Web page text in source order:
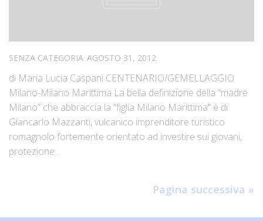
SENZA CATEGORIA AGOSTO 31, 2012
di Maria Lucia Caspani CENTENARIO/GEMELLAGGIO
Milano-Milano Marittima La bella definizione della “madre
Milano” che abbraccia la “figlia Milano Marittima” è di
Giancarlo Mazzanti, vulcanico imprenditore turistico
romagnolo fortemente orientato ad investire sui giovani,
protezione...
Pagina successiva »